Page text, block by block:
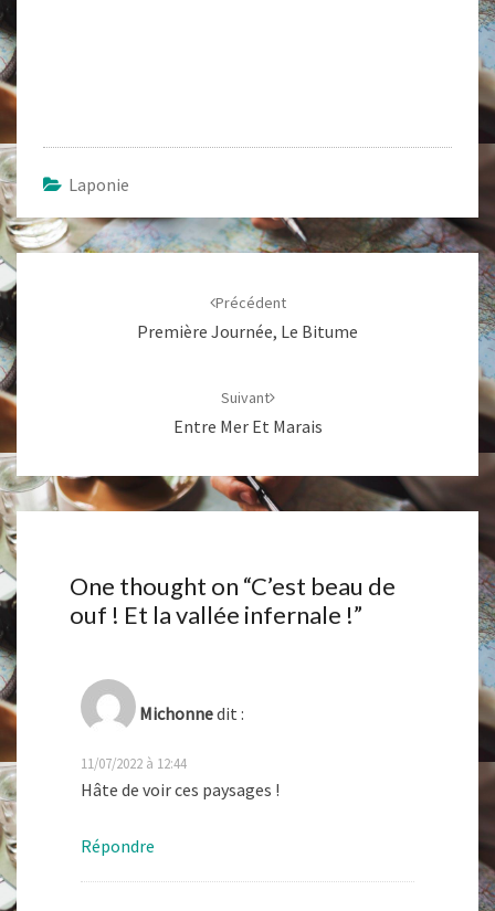
Laponie
Navigation
d'article
Précédent
Première Journée, Le Bitume
Suivant
Entre Mer Et Marais
One thought on “C’est beau de
ouf ! Et la vallée infernale !”
Michonnedit :
11/07/2022 à 12:44
Hâte de voir ces paysages !
Répondre